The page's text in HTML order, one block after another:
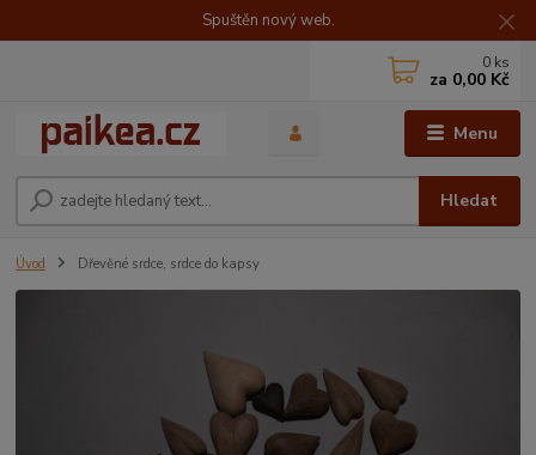
Spuštěn nový web.
Menu
Hledat
0 ks
za 0,00 Kč
Úvod Dřevěné srdce, srdce do kapsy